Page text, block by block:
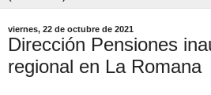
viernes, 22 de octubre de 2021
Dirección Pensiones
regional en La Romana